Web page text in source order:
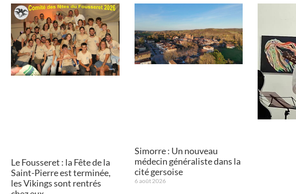
Le Fousseret : la Fête de la
Saint-Pierre est terminée,
les Vikings sont rentrés
Simorre : Un nouveau
médecin généraliste dans la
cité gersoise
6 août 2026